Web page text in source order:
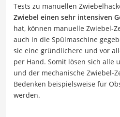
Tests zu manuellen
Zwiebel einen sehr intensiven
hat, können manuelle Zwiebel-
auch in die Spülmaschine
sie eine gründlichere und vor
per Hand. Somit lösen sich alle
und der mechanische Zwiebel-
Bedenken beispielsweise für
werden.